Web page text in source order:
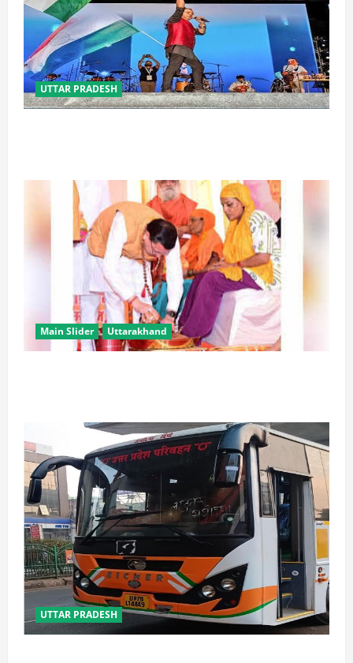
UTTAR PRADESH
Main Slider Uttarakhand
UTTAR PRADESH